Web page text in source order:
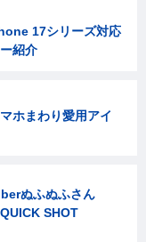
17シリーズ対応
紹介
ホまわり愛用アイ
ぬふぬふさん
SHOT